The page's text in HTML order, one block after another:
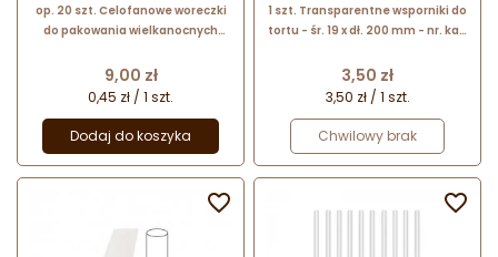
op. 20 szt. Celofanowe woreczki
do pakowania wielkanocnych
szer. 101 mm - Wilton
Cena
9,00 zł
0,45 zł / 1 szt.
Dodaj do koszyka
1 szt. Transparentne wsporniki do
tortu - śr. 19 x dł. 200 mm - nr. kat.
Cena
3,50 zł
3,50 zł / 1 szt.
Chwilowy brak
 